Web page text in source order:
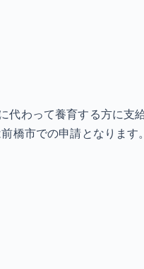
わって養育する方に支
橋市での申請となります